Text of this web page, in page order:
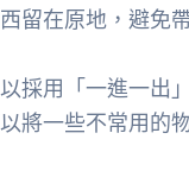
留在原地，避免
採用「一進一出
將一些不常用的